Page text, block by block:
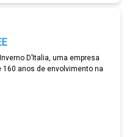
D’Italia, uma empresa
anos de envolvimento na